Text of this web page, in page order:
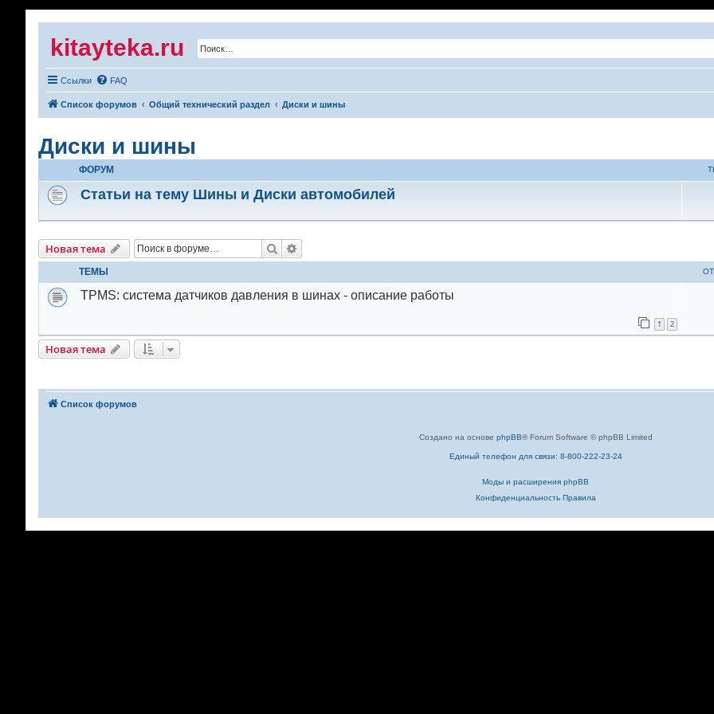
kitayteka.ru
Ссылки FAQ
Список форумов Общий технический раздел Диски и шины
Диски и шины
ФОРУМ
Статьи на тему Шины и Диски автомобилей
Новая тема Поиск
ТЕМЫ
TPMS: система датчиков давления в шинах - описание работы
1 2
Новая тема
Список форумов
Создано на основе phpBB® Forum Software © phpBB Limited
Единый телефон для связи: 8-800-222-23-24
Моды и расширения phpBB
Конфиденциальность Правила